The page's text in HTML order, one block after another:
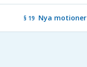
§ 19 Nya motioner